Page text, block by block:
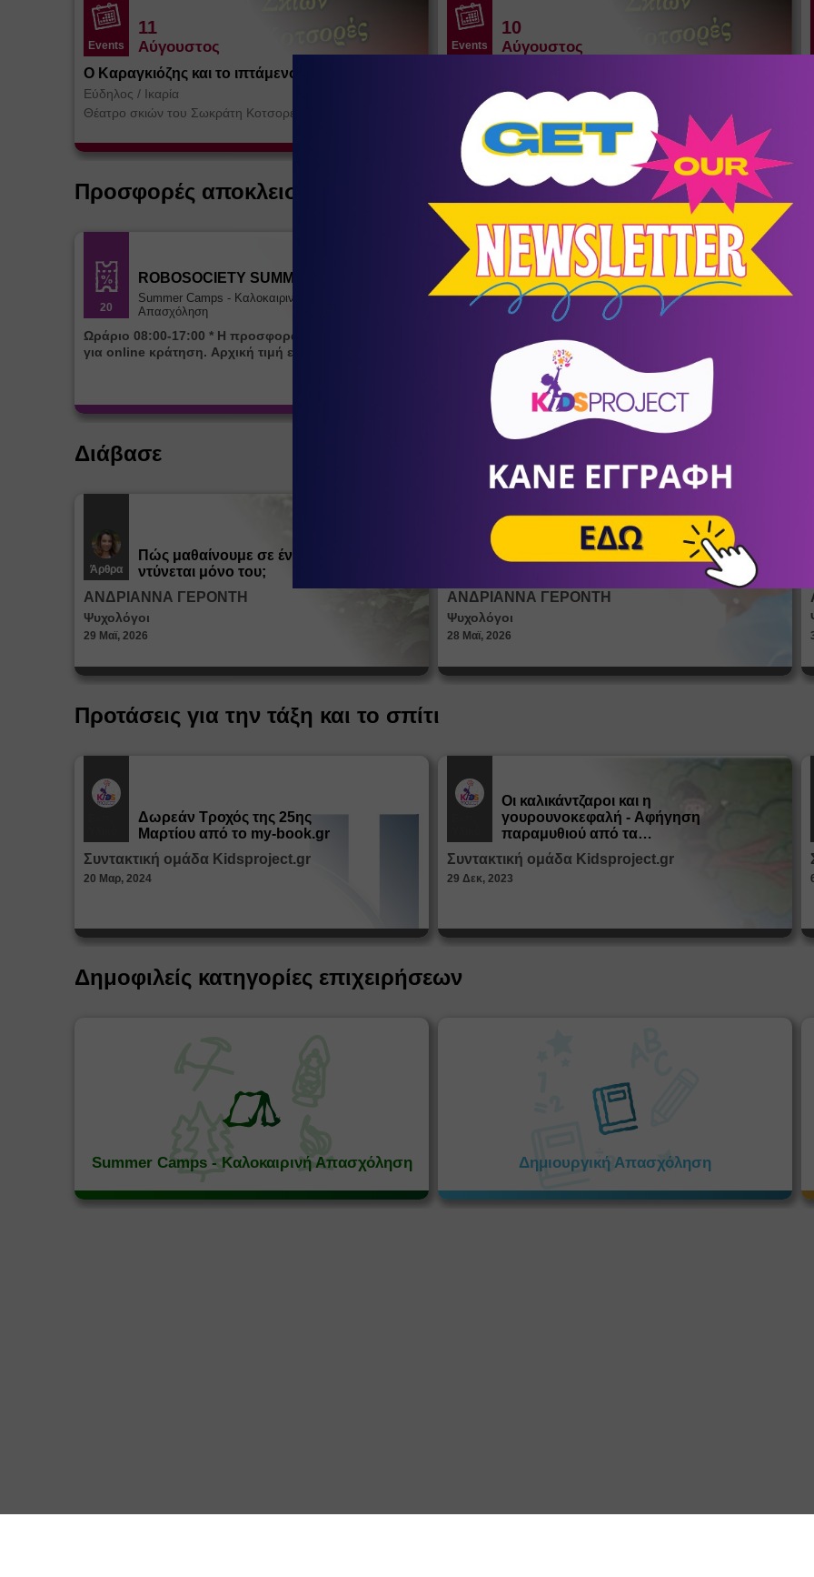
Events
11
Αύγουστος
Ο Καραγκιόζης και το ιπτάμενο Τέρας
Εύδηλος / Ικαρία
Θέατρο σκιών του Σωκράτη Κοτσορέ
Events
10
Αύγουστος
/Ικαρία
Θέατρο σκιών του Σωκράτη Κοτσορέ
Προσφορές αποκλειστικά για εσένα
20
ROBOSOCIETY SUMMER CAMP
Summer Camps - Καλοκαιρινή
Απασχόληση
Ωράριο 08:00-17:00 * Η προσφορά ισχύει αποκλειστικά
για online κράτηση. Αρχική τιμή εβδομάδας 85€
9
KIDS LAB SUMMER CAMP
Summer Camps - Καλοκαιρινή
Απασχόληση
έκπτωση 10%. Τιμή εβδομάδας 90€+ΦΠΑ.
Διάβασε
Άρθρα
Πώς μαθαίνουμε σε ένα παιδί να
ντύνεται μόνο του;
ΑΝΔΡΙΑΝΝΑ ΓΕΡΟΝΤΗ
Ψυχολόγοι
29 Μαϊ, 2026
Πώς βλέπουν οι έφηβοι το σώμα
τους; Η σημασία της σεξουαλικής
αγωγής στη διαμόρφωση της
ταυτότητας
ΑΝΔΡΙΑΝΝΑ ΓΕΡΟΝΤΗ
Ψυχολόγοι
28 Μαϊ, 2026
Προτάσεις για την τάξη και το σπίτι
Δωρεάν Tροχός της 25ης
Μαρτίου από το my-book.gr
Συντακτική ομάδα Kidsproject.gr
20 Μαρ, 2024
Οι καλικάντζαροι και η
γουρουνοκεφαλή - Αφήγηση
παραμυθιού από τα
Παραμυθοκαμώματα
Συντακτική ομάδα Kidsproject.gr
29 Δεκ, 2023
Δημοφιλείς κατηγορίες επιχειρήσεων
Summer Camps - Καλοκαιρινή Απασχόληση Δημιουργική Απασχόληση